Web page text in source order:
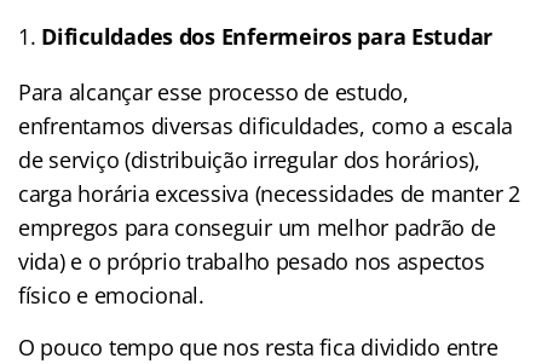
Dificuldades dos Enfermeiros para Estudar
Para alcançar esse processo de estudo,
enfrentamos diversas dificuldades, como a escala
de serviço (distribuição irregular dos horários),
carga horária excessiva (necessidades de manter 2
empregos para conseguir um melhor padrão de
vida) e o próprio trabalho pesado nos aspectos
físico e emocional.
O pouco tempo que nos resta fica dividido entre